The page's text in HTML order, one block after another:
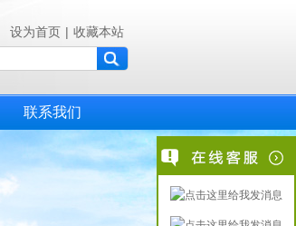
设为首页 | 收藏本站
联系我们